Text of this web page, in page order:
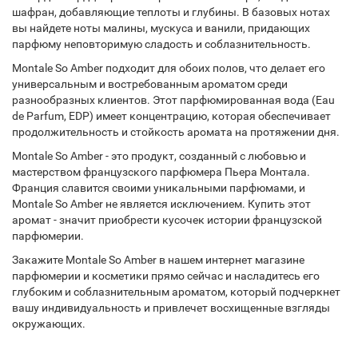
шафран, добавляющие теплоты и глубины. В базовых нотах
вы найдете ноты малины, мускуса и ванили, придающих
парфюму неповторимую сладость и соблазнительность.
Montale So Amber подходит для обоих полов, что делает его
универсальным и востребованным ароматом среди
разнообразных клиентов. Этот парфюмированная вода (Eau
de Parfum, EDP) имеет концентрацию, которая обеспечивает
продолжительность и стойкость аромата на протяжении дня.
Montale So Amber - это продукт, созданный с любовью и
мастерством французского парфюмера Пьера Монтала.
Франция славится своими уникальными парфюмами, и
Montale So Amber не является исключением. Купить этот
аромат - значит приобрести кусочек истории французской
парфюмерии.
Закажите Montale So Amber в нашем интернет магазине
парфюмерии и косметики прямо сейчас и насладитесь его
глубоким и соблазнительным ароматом, который подчеркнет
вашу индивидуальность и привлечет восхищенные взгляды
окружающих.